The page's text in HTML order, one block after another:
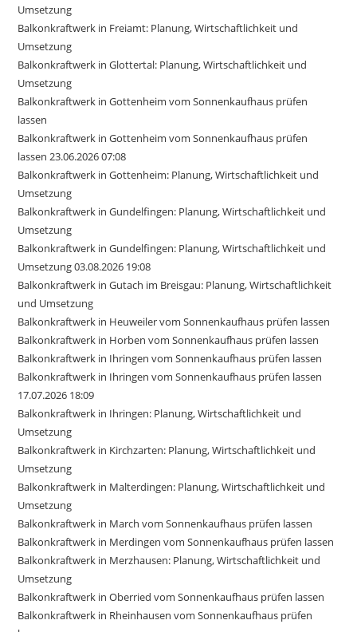
Umsetzung
Balkonkraftwerk in Freiamt: Planung, Wirtschaftlichkeit und
Umsetzung
Balkonkraftwerk in Glottertal: Planung, Wirtschaftlichkeit und
Umsetzung
Balkonkraftwerk in Gottenheim vom Sonnenkaufhaus prüfen
lassen
Balkonkraftwerk in Gottenheim vom Sonnenkaufhaus prüfen
lassen 23.06.2026 07:08
Balkonkraftwerk in Gottenheim: Planung, Wirtschaftlichkeit und
Umsetzung
Balkonkraftwerk in Gundelfingen: Planung, Wirtschaftlichkeit und
Umsetzung
Balkonkraftwerk in Gundelfingen: Planung, Wirtschaftlichkeit und
Umsetzung 03.08.2026 19:08
Balkonkraftwerk in Gutach im Breisgau: Planung, Wirtschaftlichkeit
und Umsetzung
Balkonkraftwerk in Heuweiler vom Sonnenkaufhaus prüfen lassen
Balkonkraftwerk in Horben vom Sonnenkaufhaus prüfen lassen
Balkonkraftwerk in Ihringen vom Sonnenkaufhaus prüfen lassen
Balkonkraftwerk in Ihringen vom Sonnenkaufhaus prüfen lassen
17.07.2026 18:09
Balkonkraftwerk in Ihringen: Planung, Wirtschaftlichkeit und
Umsetzung
Balkonkraftwerk in Kirchzarten: Planung, Wirtschaftlichkeit und
Umsetzung
Balkonkraftwerk in Malterdingen: Planung, Wirtschaftlichkeit und
Umsetzung
Balkonkraftwerk in March vom Sonnenkaufhaus prüfen lassen
Balkonkraftwerk in Merdingen vom Sonnenkaufhaus prüfen lassen
Balkonkraftwerk in Merzhausen: Planung, Wirtschaftlichkeit und
Umsetzung
Balkonkraftwerk in Oberried vom Sonnenkaufhaus prüfen lassen
Balkonkraftwerk in Rheinhausen vom Sonnenkaufhaus prüfen